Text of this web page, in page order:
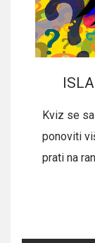
Kviz se
ponoviti
prati na